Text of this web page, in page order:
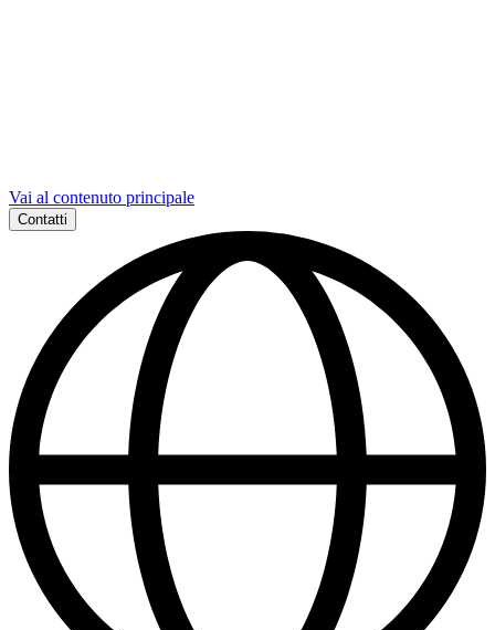
Vai al contenuto principale
Contatti